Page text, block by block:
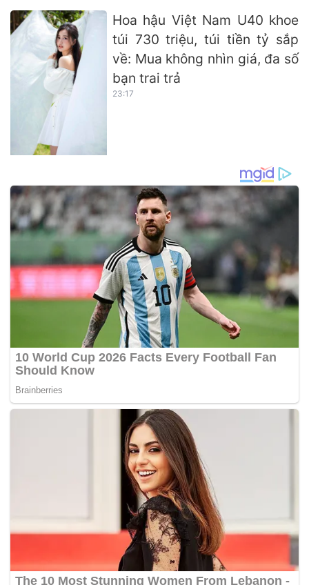
Hoa hậu Việt Nam U40 khoe
túi 730 triệu, túi tiền tỷ sắp
về: Mua không nhìn giá, đa số
bạn trai trả
23:17